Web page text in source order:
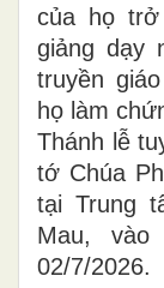
của họ
giảng dạy
truyền
họ làm
Thánh lễ
tớ Chúa
tại Trung
Mau,
02/7/2026.